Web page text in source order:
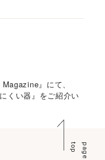
』にて、
くい器』をご紹介い
p
a
g
e
t
o
p